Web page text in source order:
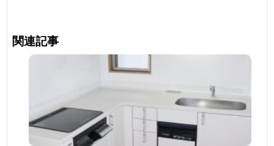
関連記事